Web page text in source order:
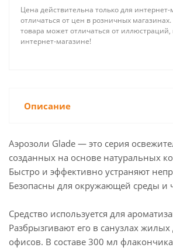
Цена действительна только для
отличаться от цен в розничных
товара может отличаться от
интернет-магазине!
Описание
Аэрозоли Glade — это серия
созданных на основе натуральных
Быстро и эффективно устраняют
Безопасны для окружающей среды и
Средство используется для
Разбрызгивают его в санузлах
офисов. В составе 300 мл